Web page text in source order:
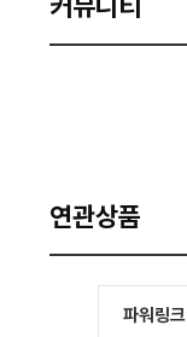
연관상품
파워링크